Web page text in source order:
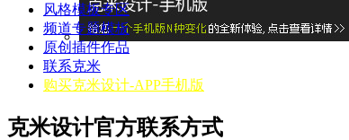
风格模板专区
频道专题模板
原创插件作品
联系克米
购买克米设计-APP手机版
克米设计官方联系方式